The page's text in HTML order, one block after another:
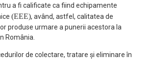
a fi calificate ca fiind echipamente
(EEE), având, astfel, calitatea de
produse urmare a punerii acestora la
România.
de colectare, tratare și eliminare în